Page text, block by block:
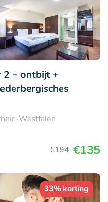
2 + ontbijt +
Westfalen
€194 €135
33% korting